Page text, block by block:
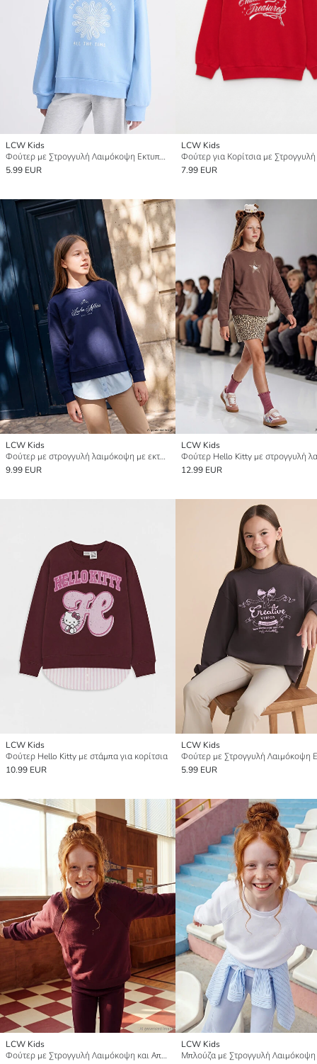
LCW Kids
Φούτερ με Στρογγυλή Λαιμόκοψη Εκτυπωμένο για Κορίτσια
5.99 EUR
LCW Kids
7.99 EUR
LCW Kids
Φούτερ με στρογγυλή λαιμόκοψη με εκτύπωση για κορίτσια
9.99 EUR
LCW Kids
12.99 EUR
LCW Kids
Φούτερ Hello Kitty με στάμπα για κορίτσια
10.99 EUR
LCW Kids
5.99 EUR
LCW Kids
Φούτερ με Στρογγυλή Λαιμόκοψη και Απαλή Υφή για Κορίτσια
LCW Kids